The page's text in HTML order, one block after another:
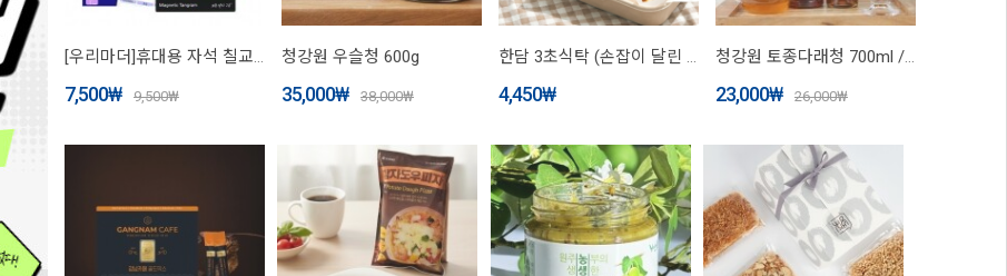
[우리마더]휴대용 자석 칠교놀이
7,500₩ 9,500₩
청강원 우슬청 600g
35,000₩ 38,000₩
한담 3초식탁 (손잡이 달린 시트형 종이호일 20매입)
4,450₩
청강원 토종다래청 700ml / 500ml
23,000₩ 26,000₩